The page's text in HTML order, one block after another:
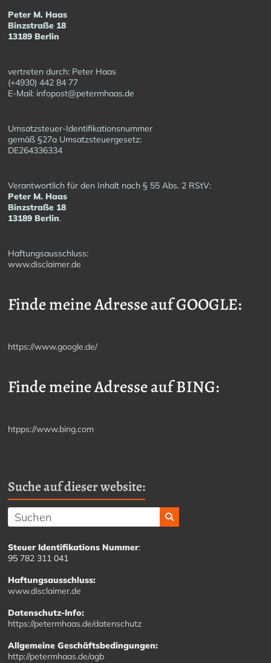
Peter M. Haas
Binzstraße 18
13189 Berlin
vertreten durch: Peter Haas
(+4930) 442 84 77
E-Mail: infopost@petermhaas.de
Umsatzsteuer-Identifikationsnummer
gemäß §27a Umsatzsteuergesetz:
DE264336334
Verantwortlich für den Inhalt nach § 55 Abs. 2 RStV:
Peter M. Haas
Binzstraße 18
13189 Berlin.
Haftungsausschluss:
www.disclaimer.de
Finde meine Adresse auf GOOGLE:
https://www.google.de/
Finde meine Adresse auf BING:
htpps://www.bing.com
Suche auf dieser website:
Steuer Identifikations Nummer:
95 782 311 041
Haftungsausschluss:
www.disclaimer.de
Datenschutz-Info:
https://petermhaas.de/datenschutz
Allgemeine Geschäftsbedingungen:
http://petermhaas.de/agb